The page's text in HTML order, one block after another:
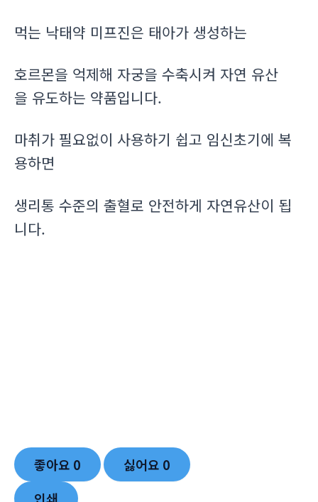
먹는 낙태약 미프진은 태아가 생성하는
호르몬을 억제해 자궁을 수축시켜 자연 유산
을 유도하는 약품입니다.
마취가 필요없이 사용하기 쉽고 임신초기에 복
용하면
생리통 수준의 출혈로 안전하게 자연유산이 됩
니다.
좋아요 0 싫어요 0